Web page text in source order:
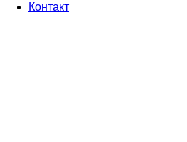
Контакт